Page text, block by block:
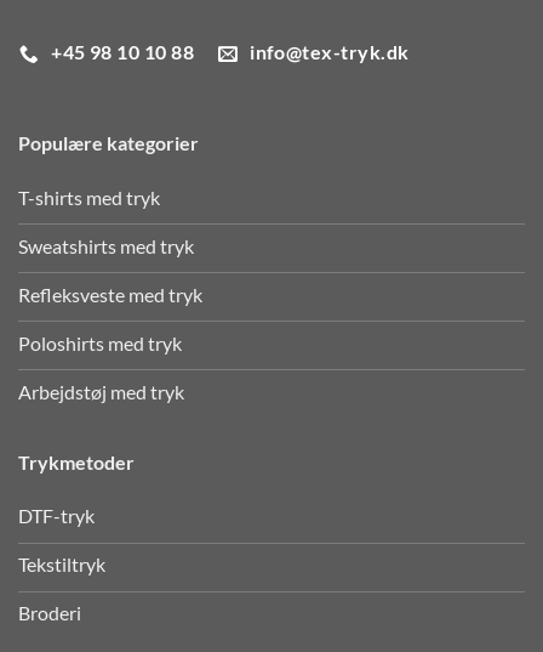
+45 98 10 10 88 info@tex-tryk.dk
Populære kategorier
T-shirts med tryk
Sweatshirts med tryk
Refleksveste med tryk
Poloshirts med tryk
Arbejdstøj med tryk
Trykmetoder
DTF-tryk
Tekstiltryk
Broderi